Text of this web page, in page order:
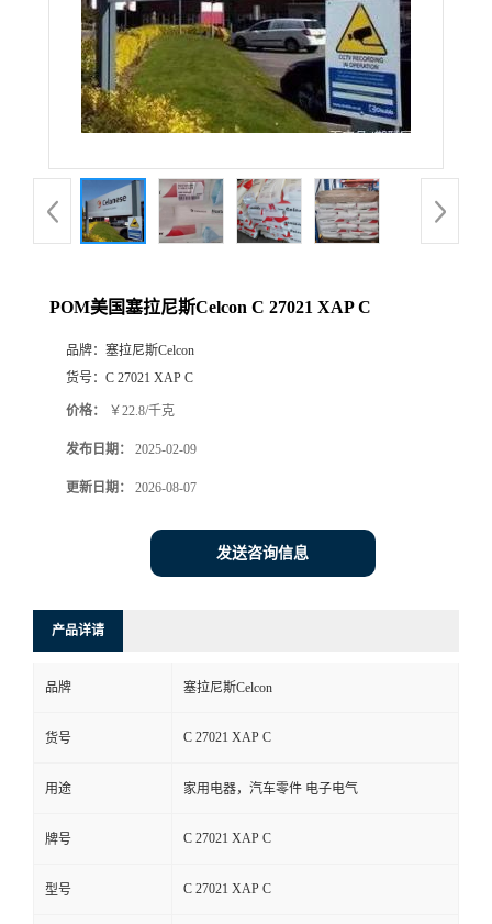
POM美国塞拉尼斯Celcon C 27021 XAP C
品牌： 塞拉尼斯Celcon
货号： C 27021 XAP C
价格： ￥22.8/千克
发布日期： 2025-02-09
更新日期： 2026-08-07
发送咨询信息
产品详请
品牌 塞拉尼斯Celcon
货号 C 27021 XAP C
用途 家用电器，汽车零件 电子电气
牌号 C 27021 XAP C
型号 C 27021 XAP C